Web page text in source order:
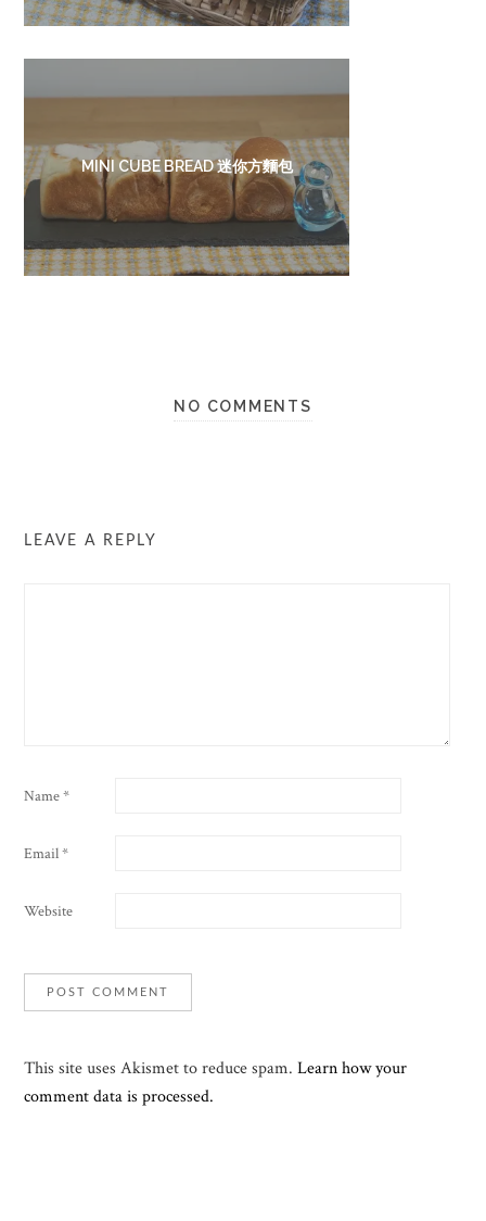
MINI CUBE BREAD 迷你方麵包
NO COMMENTS
LEAVE A REPLY
Name*
Email*
Website
This site uses Akismet to reduce spam.Learn how your
comment data is processed.